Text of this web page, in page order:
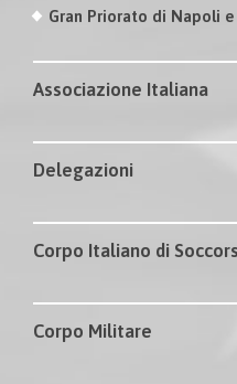
Gran Priorato di Napoli e
Associazione Italiana
Delegazioni
Corpo Italiano di
Corpo Militare